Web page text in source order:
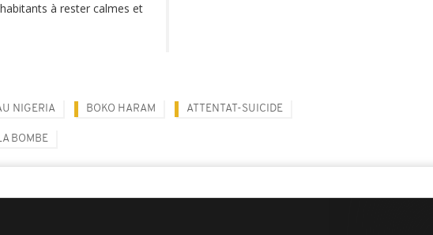
à rester calmes et
NIGERIA BOKO HARAM ATTENTAT-SUICIDE
BOMBE